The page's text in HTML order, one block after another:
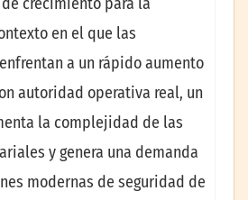
en el que las
a un rápido aumento
autoridad operativa real, un
la complejidad de las
y genera una demanda
modernas de seguridad de